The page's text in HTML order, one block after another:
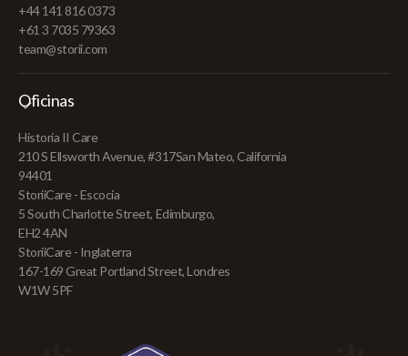
+44 141 816 0373
+61 3 7035 79363
team@storii.com
Oficinas
Historia II Care
210 S Ellsworth Avenue, #317San Mateo, California
94401
StoriiCare - Escocia
5 South Charlotte Street, Edimburgo,
EH2 4AN
StoriiCare - Inglaterra
167-169 Great Portland Street, Londres
W1W 5PF